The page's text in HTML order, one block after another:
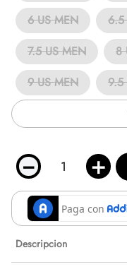
6 US MEN
6.5
7.5 US MEN
8
9 US MEN
9.5
＋
－
Descripcion